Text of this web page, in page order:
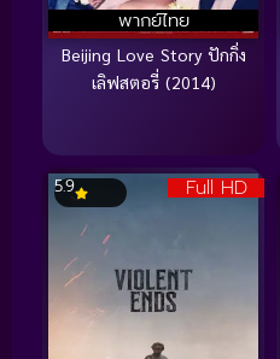
พากย์ไทย
Beijing Love Story ปักกิ่ง
เลิฟสตอรี่ (2014)
Full HD
5.9